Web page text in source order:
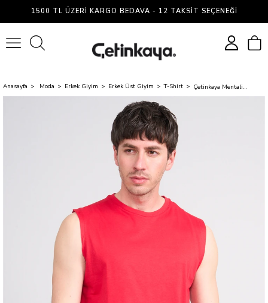
1500 TL ÜZERI KARGO BEDAVA - 12 TAKSIT SEÇENEĞI
Anasayfa Moda Erkek Giyim Erkek Üst Giyim T-Shirt Çetinkaya Mentality 3707 Bisiklet Yaka 30/1 Penye Regular Atlet Kırmızı